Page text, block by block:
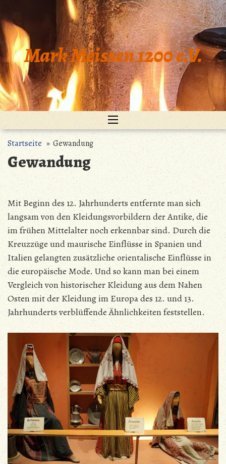
Inhalt
springen
Mark Meissen 1200 e.V.
Startseite» Gewandung
Gewandung
Mit Beginn des 12. Jahrhunderts entfernte man sich
langsam von den Kleidungsvorbildern der Antike, die
im frühen Mittelalter noch erkennbar sind. Durch die
Kreuzzüge und maurische Einflüsse in Spanien und
Italien gelangten zusätzliche orientalische Einflüsse in
die europäische Mode. Und so kann man bei einem
Vergleich von historischer Kleidung aus dem Nahen
Osten mit der Kleidung im Europa des 12. und 13.
Jahrhunderts verblüffende Ähnlichkeiten feststellen.